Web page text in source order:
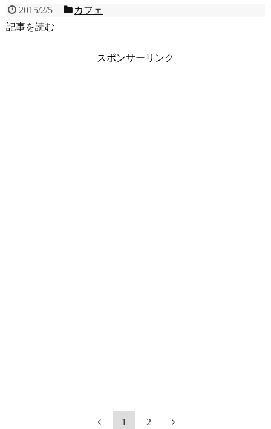
2015/2/5
カフェ
記事を読む
スポンサーリンク
1 2